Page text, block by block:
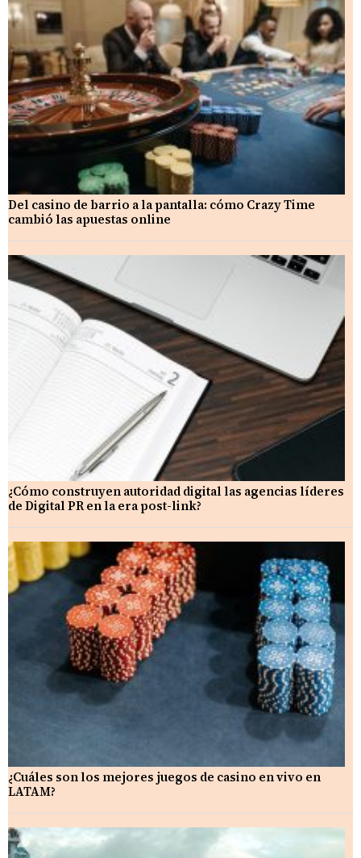
Del casino de barrio a la pantalla: cómo Crazy Time
cambió las apuestas online
¿Cómo construyen autoridad digital las agencias líderes
de Digital PR en la era post-link?
¿Cuáles son los mejores juegos de casino en vivo en
LATAM?